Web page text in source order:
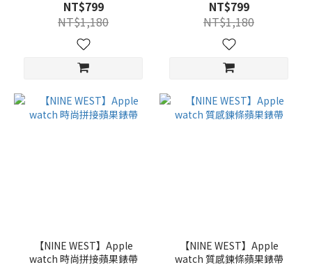
NT$799
NT$1,180
NT$799
NT$1,180
【NINE WEST】Apple
watch 時尚拼接蘋果錶帶
【NINE WEST】Apple
watch 質感鍊條蘋果錶帶